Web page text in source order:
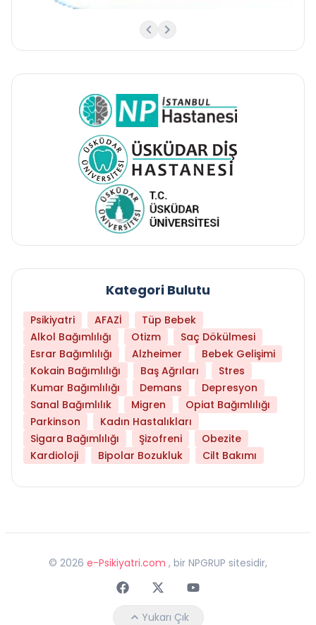
Kategori Bulutu
Psikiyatri AFAZİ
Tüp Bebek
Alkol Bağımlılığı
Otizm
Saç Dökülmesi
Esrar Bağımlılığı
Alzheimer
Bebek Gelişimi
Kokain Bağımlılığı
Baş Ağrıları
Stres
Kumar Bağımlılığı
Demans
Depresyon
Sanal Bağımlılık
Migren
Opiat Bağımlılığı
Parkinson
Kadın Hastalıkları
Sigara Bağımlılığı
Şizofreni
Obezite
Kardioloji
Bipolar Bozukluk Cilt Bakımı
© 2026 e-Psikiyatri.com , bir NPGRUP sitesidir,
FaceebokTwitterYoutube
Yukarı Çık